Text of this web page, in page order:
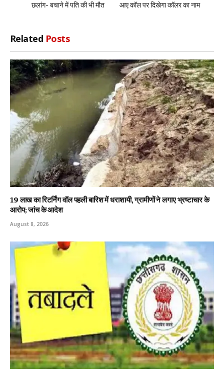
छलांग- बचाने में पति की भी मौत
आए कॉल पर दिखेगा कॉलर का नाम
Related Posts
19 लाख का रिटर्निंग वॉल पहली बारिश में धराशायी, ग्रामीणों ने लगाए भ्रष्टाचार के
आरोप; जांच के आदेश
August 8, 2026